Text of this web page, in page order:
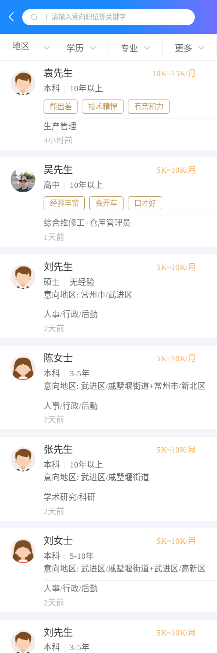
请输入意向职位等关键字
学历 专业 更多
袁先生
10K~15K/月
本科
10年以上
能出差 技术精悍 有亲和力
生产管理
4小时前
吴先生
5K~10K/月
高中
10年以上
经验丰富 会开车 口才好
综合维修工+仓库管理员
1天前
刘先生
5K~10K/月
硕士
无经验
意向地区: 常州市/武进区
人事/行政/后勤
2天前
陈女士
5K~10K/月
本科
3-5年
意向地区: 武进区/戚墅堰街道+常州市/新北区
人事/行政/后勤
2天前
张先生
5K~10K/月
本科
10年以上
意向地区: 武进区/戚墅堰街道
学术研究/科研
2天前
刘女士
5K~10K/月
本科
5-10年
意向地区: 武进区/戚墅堰街道+武进区/高新区
人事/行政/后勤
2天前
刘先生
5K~10K/月
本科
3-5年